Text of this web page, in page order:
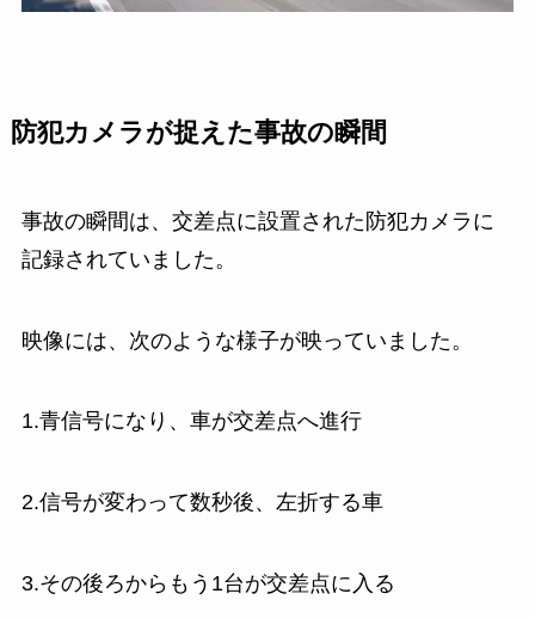
防犯カメラが捉えた事故の瞬間
事故の瞬間は、交差点に設置された防犯カメラに
記録されていました。
映像には、次のような様子が映っていました。
1.青信号になり、車が交差点へ進行
2.信号が変わって数秒後、左折する車
3.その後ろからもう1台が交差点に入る